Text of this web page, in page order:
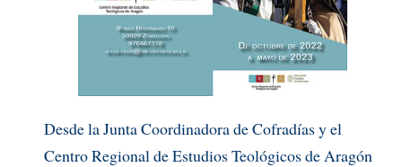
Desde la Junta Coordinadora de Cofradías y el
Centro Regional de Estudios Teológicos de Aragón